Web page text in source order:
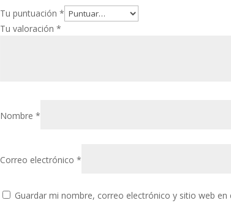
Tu puntuación*
Tu valoración*
Nombre*
Correo electrónico*
Guardar mi nombre, correo electrónico y sitio web